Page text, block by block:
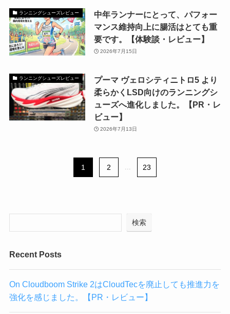
ランニングシューズレビュー
中年ランナーにとって、パフォー
マンス維持向上に腸活はとても重
要です。【体験談・レビュー】
2026年7月15日
ランニングシューズレビュー
プーマ ヴェロシティニトロ5 より
柔らかくLSD向けのランニングシ
ューズへ進化しました。【PR・レ
ビュー】
2026年7月13日
1 2 ... 23
検索
Recent Posts
On Cloudboom Strike 2はCloudTecを廃止しても推進力を
強化を感じました。【PR・レビュー】